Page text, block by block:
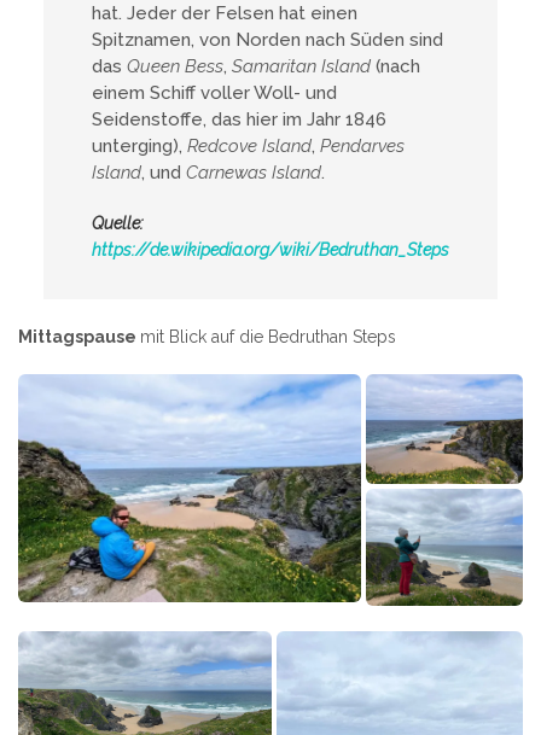
hat. Jeder der Felsen hat einen
Spitznamen, von Norden nach Süden sind
das Queen Bess, Samaritan Island (nach
einem Schiff voller Woll- und
Seidenstoffe, das hier im Jahr 1846
unterging), Redcove Island, Pendarves
Island, und Carnewas Island.
Quelle:
https://de.wikipedia.org/wiki/Bedruthan_Steps
Mittagspause mit Blick auf die Bedruthan Steps